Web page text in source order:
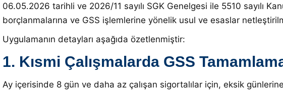
06.05.2026 tarihli ve 2026/11 sayılı SGK Genelgesi ile 5510 sayılı
borçlanmalarına ve GSS işlemlerine yönelik usul ve esaslar
Uygulamanın detayları aşağıda özetlenmiştir:
1. Kısmi Çalışmalarda GSS
Ay içerisinde 8 gün ve daha az çalışan sigortalılar için, eksik